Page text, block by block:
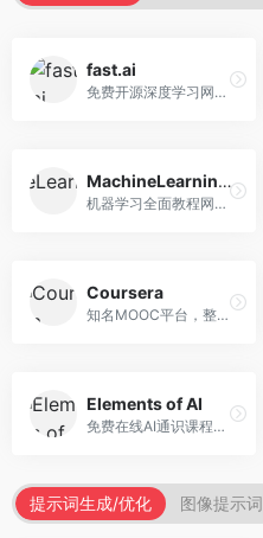
fast.ai
免费开源深度学习网站，专注于实用AI教学。面向开发者，提供免费深度学习课程、实战项目、代码库等资源，学习门槛低。
MachineLearningMastery
机器学习全面教程网站，专注于实用技能教学。面向开发者，提供机器学习算法、Python实现、项目实战等教程，实用性强。
Coursera
知名MOOC平台，整合全球顶尖大学课程资源。面向学习者，提供AI、机器学习、深度学习等课程，证书认可度高，课程质量专业。
Elements of AI
免费在线AI通识课程，专注于AI基础知识普及。面向普通大众，提供AI概念、原理、应用等入门知识，语言通俗易懂。
提示词生成/优化 图像提示词